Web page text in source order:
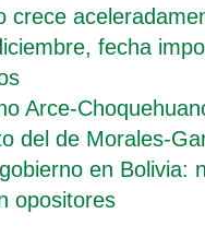
crece
fecha
Arce-
del de Morales-
en Bolivia:
opositores